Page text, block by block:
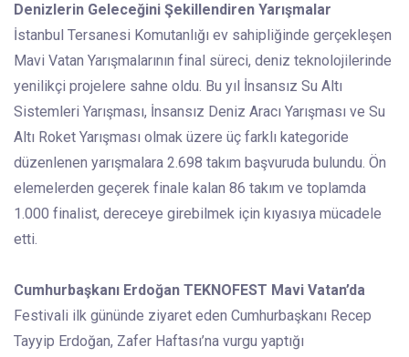
Denizlerin Geleceğini Şekillendiren Yarışmalar
İstanbul Tersanesi Komutanlığı ev sahipliğinde gerçekleşen
Mavi Vatan Yarışmalarının final süreci, deniz teknolojilerinde
yenilikçi projelere sahne oldu. Bu yıl İnsansız Su Altı
Sistemleri Yarışması, İnsansız Deniz Aracı Yarışması ve Su
Altı Roket Yarışması olmak üzere üç farklı kategoride
düzenlenen yarışmalara 2.698 takım başvuruda bulundu. Ön
elemelerden geçerek finale kalan 86 takım ve toplamda
1.000 finalist, dereceye girebilmek için kıyasıya mücadele
etti.
Cumhurbaşkanı Erdoğan TEKNOFEST Mavi Vatan’da
Festivali ilk gününde ziyaret eden Cumhurbaşkanı Recep
Tayyip Erdoğan, Zafer Haftası’na vurgu yaptığı